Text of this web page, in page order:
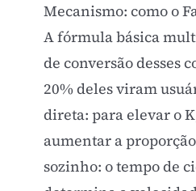
Mecanismo: como o
A fórmula básica
de conversão desses
20% deles viram
direta: para elevar o
aumentar a
sozinho: o tempo de